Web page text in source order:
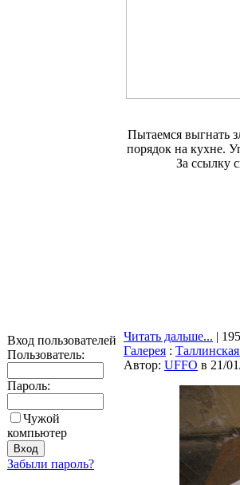
Вход пользователей
Пользователь:
Пароль:
Чужой
компьютер
Забыли пароль?
Пытаемся выгнать
порядок на кухне.
За ссылку
Читать дальше... |
Галерея :
Автор: UFFO в 21/